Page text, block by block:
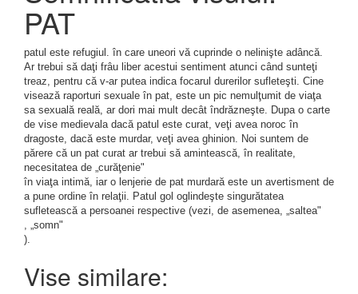
PAT
patul este refugiul. în care uneori vă cuprinde o nelinişte adâncă.
Ar trebui să daţi frâu liber acestui sentiment atunci când sunteţi
treaz, pentru că v-ar putea indica focarul durerilor sufleteşti. Cine
visează raporturi sexuale în pat, este un pic nemulţumit de viaţa
sa sexuală reală, ar dori mai mult decât îndrăzneşte. Dupa o carte
de vise medievala dacă patul este curat, veţi avea noroc în
dragoste, dacă este murdar, veţi avea ghinion. Noi suntem de
părere că un pat curat ar trebui să amintească, în realitate,
necesitatea de „curăţenie"
în viaţa intimă, iar o lenjerie de pat murdară este un avertisment de
a pune ordine în relaţii. Patul gol oglindeşte singurătatea
sufletească a persoanei respective (vezi, de asemenea, „saltea"
, „somn"
).
Vise similare: